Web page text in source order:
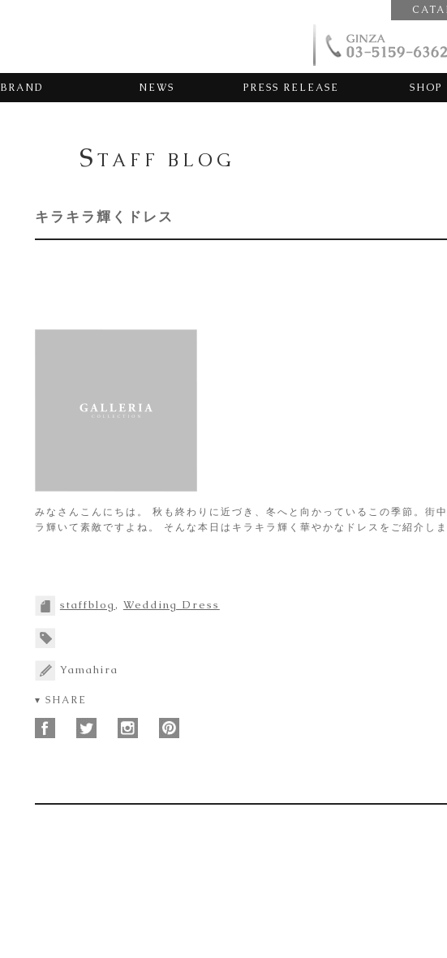
BRAND NEWS PRESS RELEASE SHOP
S TAFF BLOG
キラキラ輝くドレス
みなさんこんにちは。 秋も終わりに近づき、冬へと向かっているこの季節。街
ラ輝いて素敵ですよね。 そんな本日はキラキラ輝く華やかなドレスをご紹介しま
staffblog , Wedding Dress
Yamahira
▾ SHARE